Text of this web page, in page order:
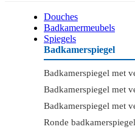
Douches
Badkamermeubels
Spiegels
Badkamerspiegel
Badkamerspiegel met
Badkamerspiegel met
Badkamerspiegel met
Ronde badkamerspiegel